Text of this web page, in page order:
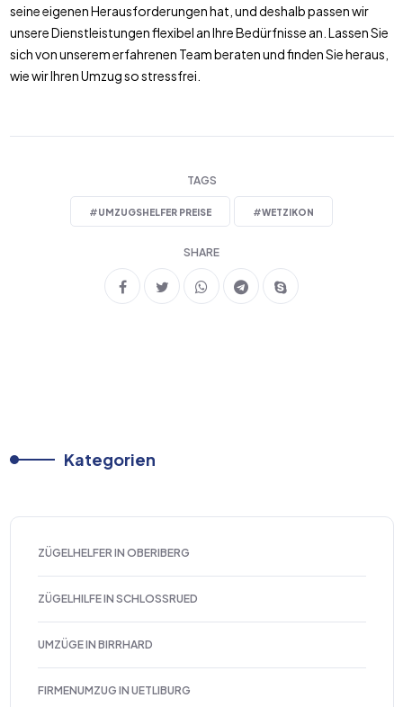
seine eigenen Herausforderungen hat, und deshalb passen wir
unsere Dienstleistungen flexibel an Ihre Bedürfnisse an. Lassen Sie
sich von unserem erfahrenen Team beraten und finden Sie heraus,
wie wir Ihren Umzug so stressfrei.
TAGS
#UMZUGSHELFER PREISE #WETZIKON
SHARE
Kategorien
ZÜGELHELFER IN OBERIBERG
ZÜGELHILFE IN SCHLOSSRUED
UMZÜGE IN BIRRHARD
FIRMENUMZUG IN UETLIBURG